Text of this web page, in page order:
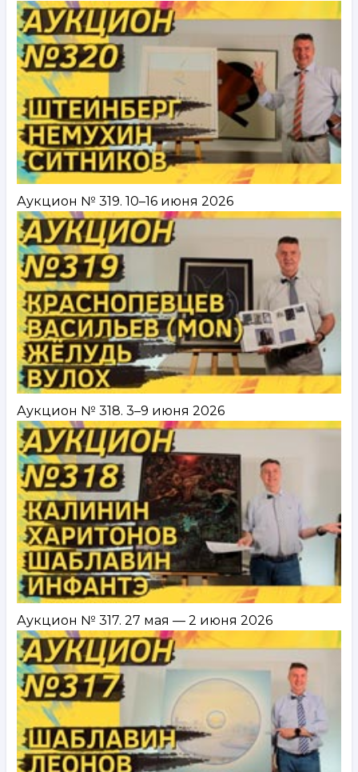
Аукцион № 319. 10–16 июня 2026
Аукцион № 318. 3–9 июня 2026
Аукцион № 317. 27 мая — 2 июня 2026